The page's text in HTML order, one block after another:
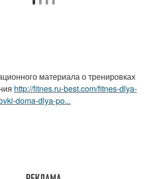
материала о тренировках
http://fitnes.ru-best.com/fitnes-dlya-
doma-dlya-po...